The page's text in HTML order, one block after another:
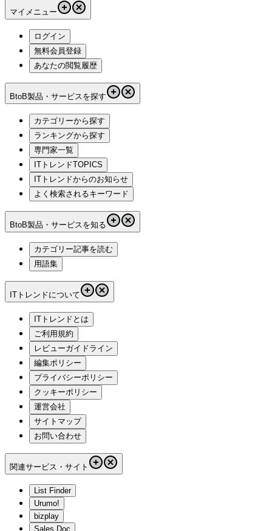
マイメニュー
ログイン
無料会員登録
あなたの閲覧履歴
BtoB製品・サービスを探す
カテゴリーから探す
ランキングから探す
専門家一覧
ITトレンドTOPICS
ITトレンドからのお知らせ
よく検索されるキーワード
BtoB製品・サービスを知る
カテゴリー記事を読む
用語集
ITトレンドについて
ITトレンドとは
ご利用規約
レビューガイドライン
編集ポリシー
プライバシーポリシー
クッキーポリシー
運営会社
サイトマップ
お問い合わせ
関連サービス・サイト
List Finder
Urumo!
bizplay
Sales Doc